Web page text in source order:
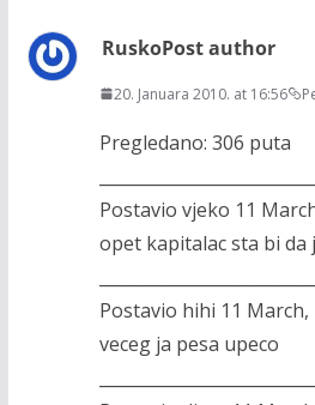
RuskoPost author
20. Januara 2010. at 16:56
Pregledano: 306 puta
Postavio vjeko 11
opet kapitalac sta bi da
Postavio hihi 11 March,
veceg ja pesa upeco